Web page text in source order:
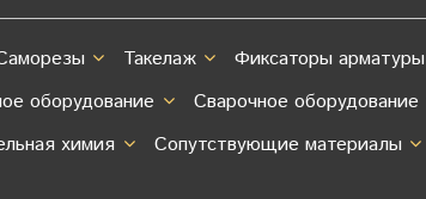
Такелаж
Фиксаторы арматуры
оборудование
Сварочное оборудование
химия Сопутствующие материалы